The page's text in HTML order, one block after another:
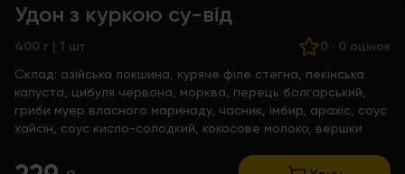
Удон з куркою су-від
400 г | 1 шт 0 · 0 оцінок
Склад: азійська локшина, куряче філе стегна, пекінська
капуста, цибуля червона, морква, перець болгарський,
гриби муер власного маринаду, часник, імбир, арахіс, соус
хайсін, соус кисло-солодкий, кокосове молоко, вершки